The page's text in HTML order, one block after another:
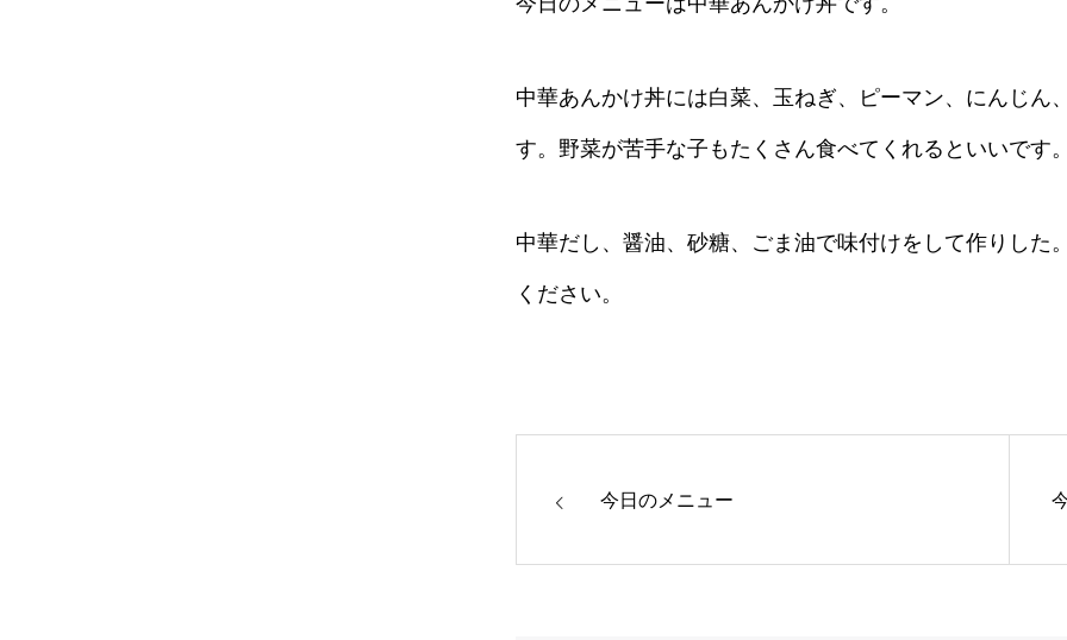
中華あんかけ丼には白菜、玉ねぎ、ピーマン、にんじん
す。野菜が苦手な子もたくさん食べてくれるといいです
中華だし、醤油、砂糖、ごま油で味付けをして作りした
ください。
今日のメニュー